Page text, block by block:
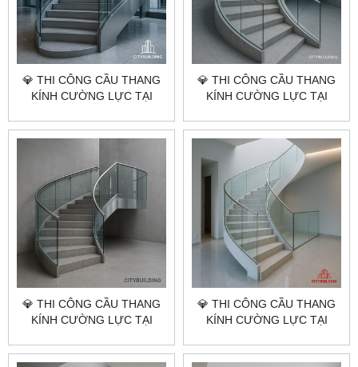
💎 THI CÔNG CẦU THANG
KÍNH CƯỜNG LỰC TẠI
– BÁO GIÁ LẮP ĐẶT CHUẨN
💎 THI CÔNG CẦU THANG
KÍNH CƯỜNG LỰC TẠI
BÁO GIÁ LẮP ĐẶT CHUẨN
XƯỞNG CITYBUILDING
💎 THI CÔNG CẦU THANG
KÍNH CƯỜNG LỰC TẠI
BÁO GIÁ LẮP ĐẶT CHUẨN
💎 THI CÔNG CẦU THANG
KÍNH CƯỜNG LỰC TẠI
GIÁ LẮP ĐẶT CHUẨN